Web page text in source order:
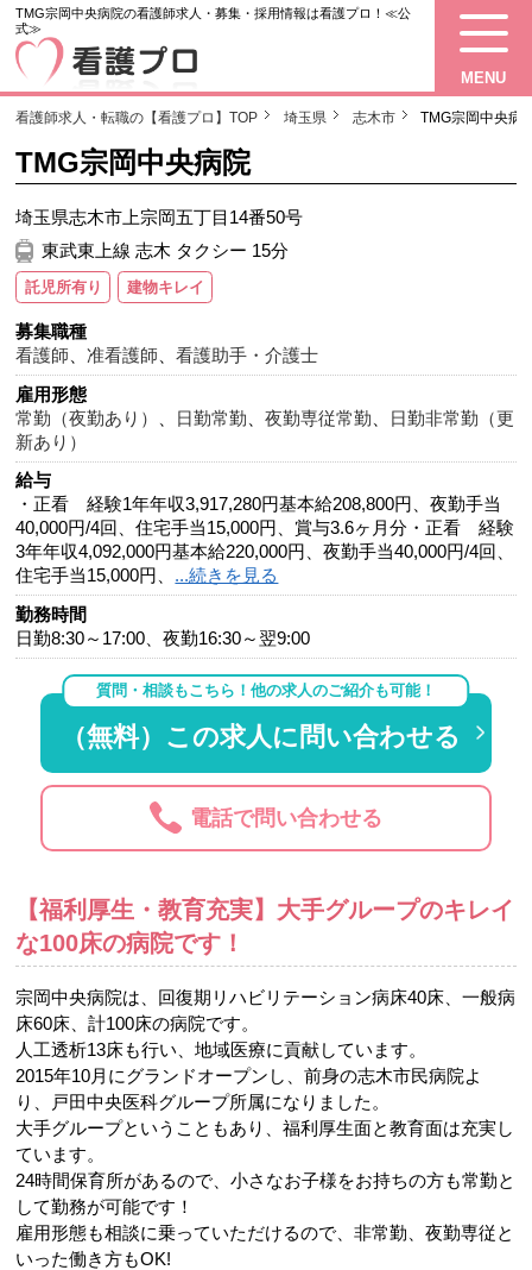
TMG宗岡中央病院の看護師求人・募集・採用情報は看護プロ！≪公
式≫
MENU
看護師求人・転職の【看護プロ】TOP 埼玉県 志木市 TMG宗岡中央病
TMG宗岡中央病院
埼玉県志木市上宗岡五丁目14番50号
東武東上線 志木 タクシー 15分
託児所有り 建物キレイ
募集職種
看護師 、准看護師 、看護助手・介護士
雇用形態
常勤（夜勤あり）
日勤常勤 、夜勤専従常勤
日勤非常勤（更
新あり）
給与
・正看 経験1年年収3,917,280円基本給208,800円、夜勤手当
40,000円/4回、住宅手当15,000円、賞与3.6ヶ月分・正看 経験
3年年収4,092,000円基本給220,000円、夜勤手当40,000円/4回、
住宅手当15,000円、 ...続きを見る
勤務時間
日勤8:30～17:00、夜勤16:30～翌9:00
質問・相談もこちら！他の求人のご紹介も可能！
（無料）この求人に問い合わせる
電話で問い合わせる
【福利厚生・教育充実】大手グループのキレイ
な100床の病院です！
宗岡中央病院は、回復期リハビリテーション病床40床、一般病
床60床、計100床の病院です。
人工透析13床も行い、地域医療に貢献しています。
2015年10月にグランドオープンし、前身の志木市民病院よ
り、戸田中央医科グループ所属になりました。
大手グループということもあり、福利厚生面と教育面は充実し
ています。
24時間保育所があるので、小さなお子様をお持ちの方も常勤と
して勤務が可能です！
雇用形態も相談に乗っていただけるので、非常勤、夜勤専従と
いった働き方もOK!